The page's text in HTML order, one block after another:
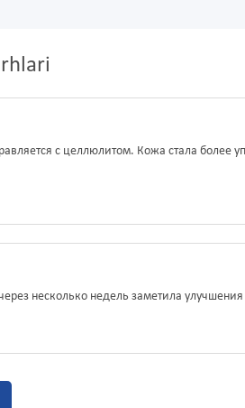
с целлюлитом. Кожа стала более
несколько недель заметила